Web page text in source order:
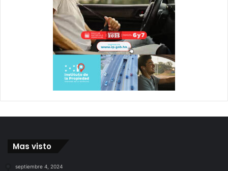
Mas visto
septiembre 4, 2024